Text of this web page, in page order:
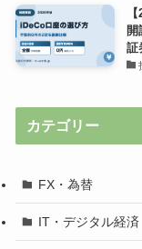
証
カテゴリー
FX・為替
IT・デジタル経済